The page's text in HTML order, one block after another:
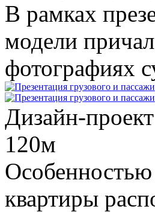
В рамках
модели
фотографиях
Дизайн-
120м
Особенностью
квартиры